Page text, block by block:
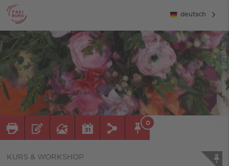
deutsch
© Dominique Brübach
0
KURS & WORKSHOP